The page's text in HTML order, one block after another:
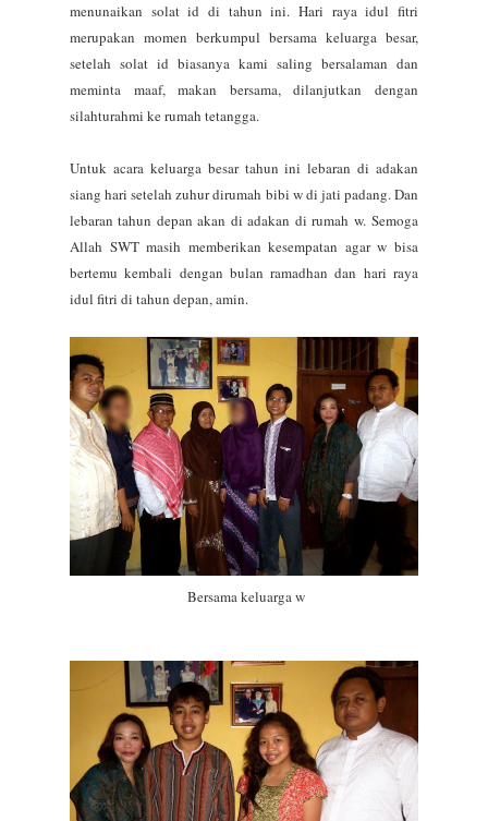
menunaikan solat id di tahun ini. Hari raya idul fitri
merupakan momen berkumpul bersama keluarga besar,
setelah solat id biasanya kami saling bersalaman dan
meminta maaf, makan bersama, dilanjutkan dengan
silahturahmi ke rumah tetangga.
Untuk acara keluarga besar tahun ini lebaran di adakan
siang hari setelah zuhur dirumah bibi w di jati padang. Dan
lebaran tahun depan akan di adakan di rumah w. Semoga
Allah SWT masih memberikan kesempatan agar w bisa
bertemu kembali dengan bulan ramadhan dan hari raya
idul fitri di tahun depan, amin.
Bersama keluarga w